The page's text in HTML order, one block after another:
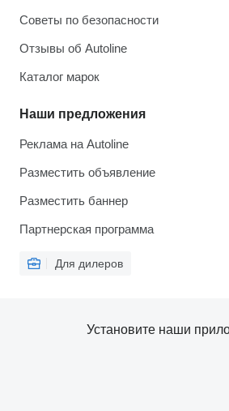
Советы по безопасности
Отзывы об Autoline
Каталог марок
Наши предложения
Реклама на Autoline
Разместить объявление
Разместить баннер
Партнерская программа
Для дилеров
Установите наши